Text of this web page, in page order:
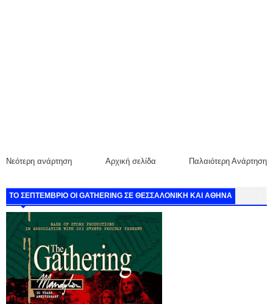
Νεότερη ανάρτηση Παλαιότερη Ανάρτηση
Αρχική σελίδα
ΤΟ ΣΕΠΤΕΜΒΡΙΟ ΟΙ GATHERING ΣΕ ΘΕΣΣΑΛΟΝΙΚΗ ΚΑΙ ΑΘΗΝΑ